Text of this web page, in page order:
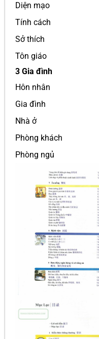
Diện mạo
Tính cách
Sở thích
Tôn giáo
3 Gia đình
Hôn nhân
Gia đình
Nhà ở
Phòng khách
Phòng ngủ